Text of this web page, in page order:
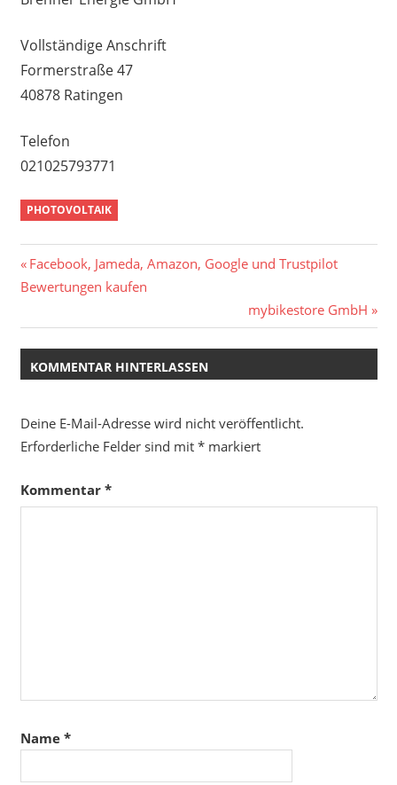
Vollständige Anschrift
Formerstraße 47
40878 Ratingen
Telefon
021025793771
PHOTOVOLTAIK
Beitragsnavigation
Vorheriger
Beitrag:
Facebook, Jameda, Amazon, Google und Trustpilot
Bewertungen kaufen
Nächster
Beitrag:
mybikestore GmbH
KOMMENTAR HINTERLASSEN
Deine E-Mail-Adresse wird nicht veröffentlicht.
Erforderliche Felder sind mit *markiert
Kommentar *
Name *